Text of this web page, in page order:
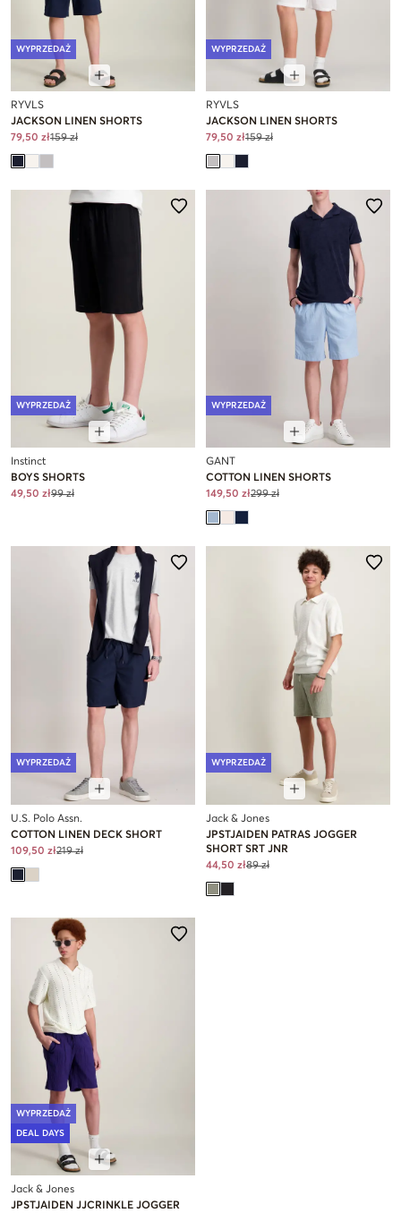
WYPRZEDAŻ
RYVLS
JACKSON LINEN SHORTS
79,50 zł159 zł
WYPRZEDAŻ
RYVLS
JACKSON LINEN SHORTS
79,50 zł159 zł
WYPRZEDAŻ
Instinct
BOYS SHORTS
49,50 zł99 zł
WYPRZEDAŻ
GANT
COTTON LINEN SHORTS
149,50 zł299 zł
WYPRZEDAŻ
U.S. Polo Assn.
COTTON LINEN DECK SHORT
109,50 zł219 zł
WYPRZEDAŻ
Jack & Jones
JPSTJAIDEN PATRAS JOGGER
SHORT SRT JNR
44,50 zł89 zł
WYPRZEDAŻ
DEAL DAYS
Jack & Jones
JPSTJAIDEN JJCRINKLE JOGGER